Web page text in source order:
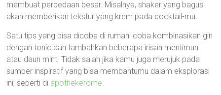
membuat perbedaan besar. Misalnya, shaker yang bagus
akan memberikan tekstur yang krem pada cocktail-mu.
Satu tips yang bisa dicoba di rumah: coba kombinasikan gin
dengan tonic dan tambahkan beberapa irisan mentimun
atau daun mint. Tidak salah jika kamu juga merujuk pada
sumber inspiratif yang bisa membantumu dalam eksplorasi
ini, seperti di apothekerome.